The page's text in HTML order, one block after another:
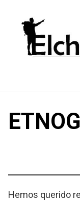
contenido
Hemos querido